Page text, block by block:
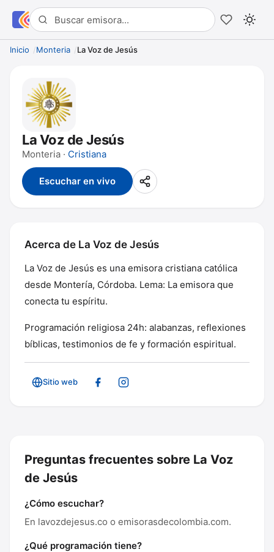
Inicio Monteria La Voz de Jesús
La Voz de Jesús
Monteria · Cristiana
Escuchar en vivo
Acerca de La Voz de Jesús
La Voz de Jesús es una emisora cristiana católica
desde Montería, Córdoba. Lema: La emisora que
conecta tu espíritu.
Programación religiosa 24h: alabanzas, reflexiones
bíblicas, testimonios de fe y formación espiritual.
Sitio web
Preguntas frecuentes sobre La Voz
de Jesús
¿Cómo escuchar?
En lavozdejesus.co o emisorasdecolombia.com.
¿Qué programación tiene?